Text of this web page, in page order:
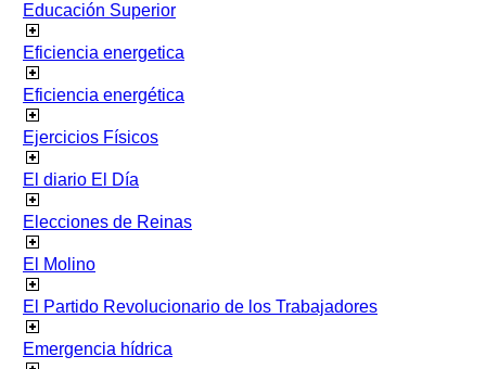
Educación Superior
Eficiencia energetica
Eficiencia energética
Ejercicios Físicos
El diario El Día
Elecciones de Reinas
El Molino
El Partido Revolucionario de los Trabajadores
Emergencia hídrica